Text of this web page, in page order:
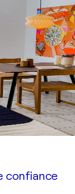
confiance